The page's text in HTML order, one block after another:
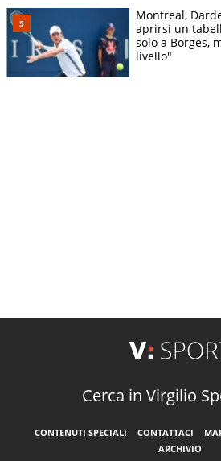
Montreal,
aprirsi un
solo a Borges,
livello"
Cerca in Virgilio
CONTENUTI SPECIALI CONTATTACI
ARCHIVIO